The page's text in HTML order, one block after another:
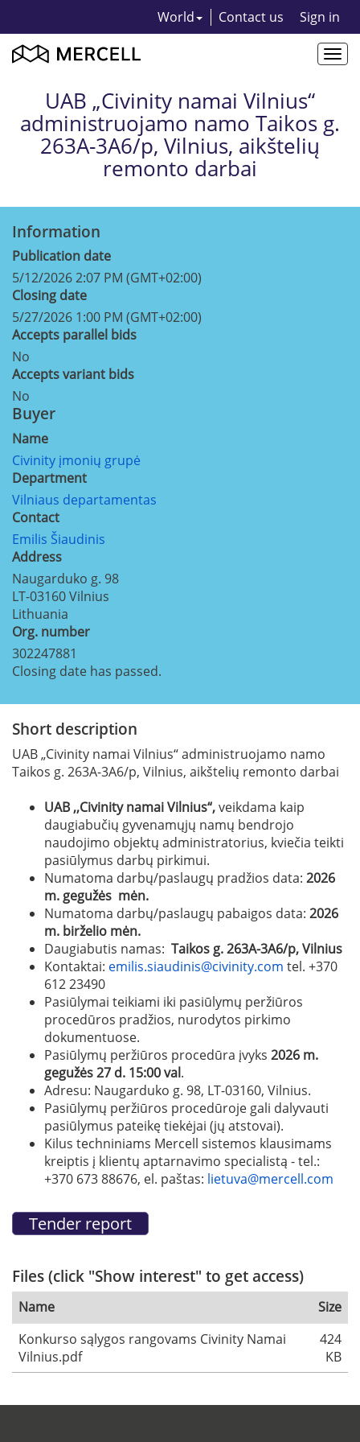
World Contact us Sign in
UAB „Civinity namai Vilnius“
administruojamo namo Taikos g.
263A-3A6/p, Vilnius, aikštelių
remonto darbai
Information
Publication date
5/12/2026 2:07 PM (GMT+02:00)
Closing date
5/27/2026 1:00 PM (GMT+02:00)
Accepts parallel bids
No
Accepts variant bids
No
Buyer
Name
Civinity įmonių grupė
Department
Vilniaus departamentas
Contact
Emilis Šiaudinis
Address
Naugarduko g. 98
LT-03160Vilnius
Lithuania
Org. number
302247881
Closing date has passed.
Short description
UAB „Civinity namai Vilnius“ administruojamo namo
Taikos g. 263A-3A6/p, Vilnius, aikštelių remonto darbai
UAB ,,Civinity namai Vilnius“,veikdama kaip
daugiabučių gyvenamųjų namų bendrojo
naudojimo objektų administratorius, kviečia teikti
pasiūlymus darbų pirkimui.
Numatoma darbų/paslaugų pradžios data: 2026
m. gegužės mėn.
Numatoma darbų/paslaugų pabaigos data: 2026
m. birželio mėn.
Daugiabutis namas: Taikos g. 263A-3A6/p, Vilnius
Kontaktai: emilis.siaudinis@civinity.com tel. +370
612 23490
Pasiūlymai teikiami iki pasiūlymų peržiūros
procedūros pradžios, nurodytos pirkimo
dokumentuose.
Pasiūlymų peržiūros procedūra įvyks 2026 m.
gegužės 27 d. 15:00 val.
Adresu: Naugarduko g. 98, LT-03160, Vilnius.
Pasiūlymų peržiūros procedūroje gali dalyvauti
pasiūlymus pateikę tiekėjai (jų atstovai).
Kilus techniniams Mercell sistemos klausimams
kreiptis į klientų aptarnavimo specialistą - tel.:
+370 673 88676, el. paštas: lietuva@mercell.com
Files (click "Show interest" to get access)
Name
Size
Konkurso sąlygos rangovams Civinity Namai
Vilnius.pdf
424
KB